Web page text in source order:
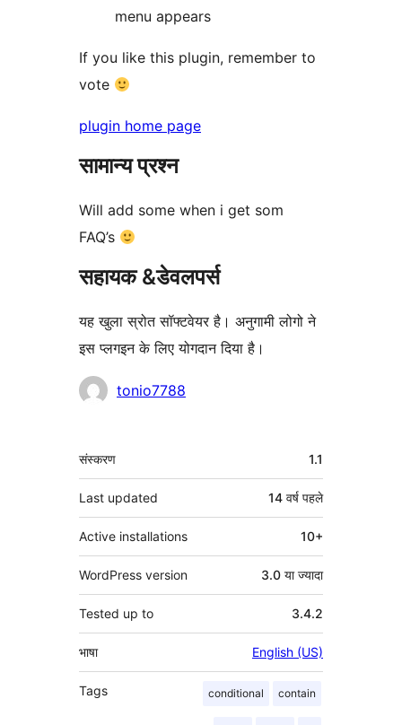
menu appears
If you like this plugin, remember to
vote
plugin home page
सामान्य प्रश्न
Will add some when i get som
FAQ’s
सहायक &डेवलपर्स
यह खुला स्रोत सॉफ्टवेयर है। अनुगामी लोगो ने
इस प्लगइन के लिए योगदान दिया है।
योगदानकर्ताtonio7788
मेटा
संस्करण 1.1
Last updated 14 वर्ष पहले
Active installations 10+
WordPress version 3.0 या ज्यादा
Tested up to 3.4.2
भाषा English (US)
Tags conditional contain